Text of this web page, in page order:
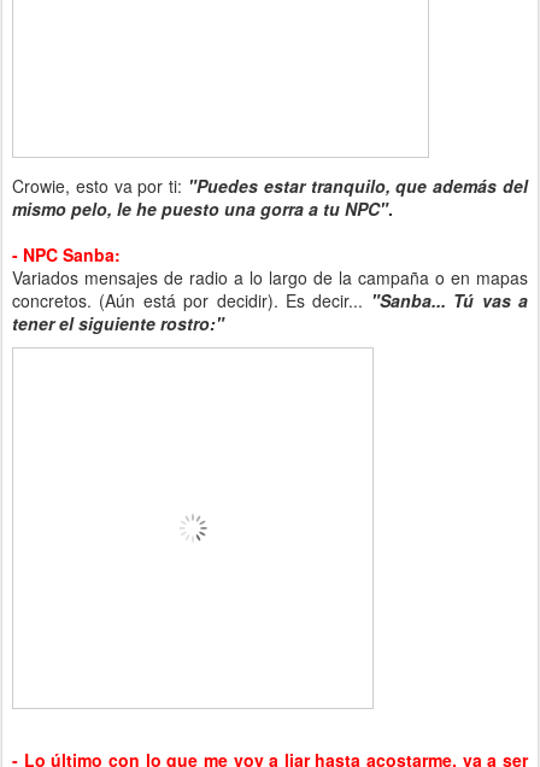
Crowie, esto va por ti: "Puedes estar tranquilo, que además del
mismo pelo, le he puesto una gorra a tu NPC".
- NPC Sanba:
Variados mensajes de radio a lo largo de la campaña o en mapas
concretos. (Aún está por decidir). Es decir... "Sanba... Tú vas a
tener el siguiente rostro:"
- Lo último con lo que me voy a liar hasta acostarme, va a ser